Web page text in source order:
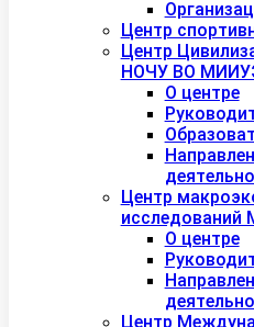
Центр
Центр
НОЧУ ВО
О центре
Центр
исследований
О центре
Центр